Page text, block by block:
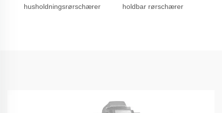
husholdningsrørschærer holdbar rørschærer